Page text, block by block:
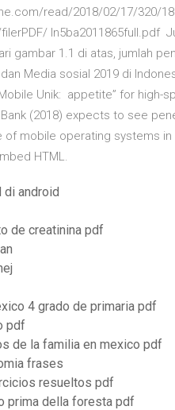
read/2018/02/17/320/
ln5ba2011865full.pdf
gambar 1.1 di atas, jumlah
Media sosial 2019 di
Unik: appetite” for
(2018) expects to see
mobile operating systems
HTML.
android
de creatinina pdf
4 grado de primaria pdf
pdf
de la familia en mexico pdf
frases
resueltos pdf
prima della foresta pdf